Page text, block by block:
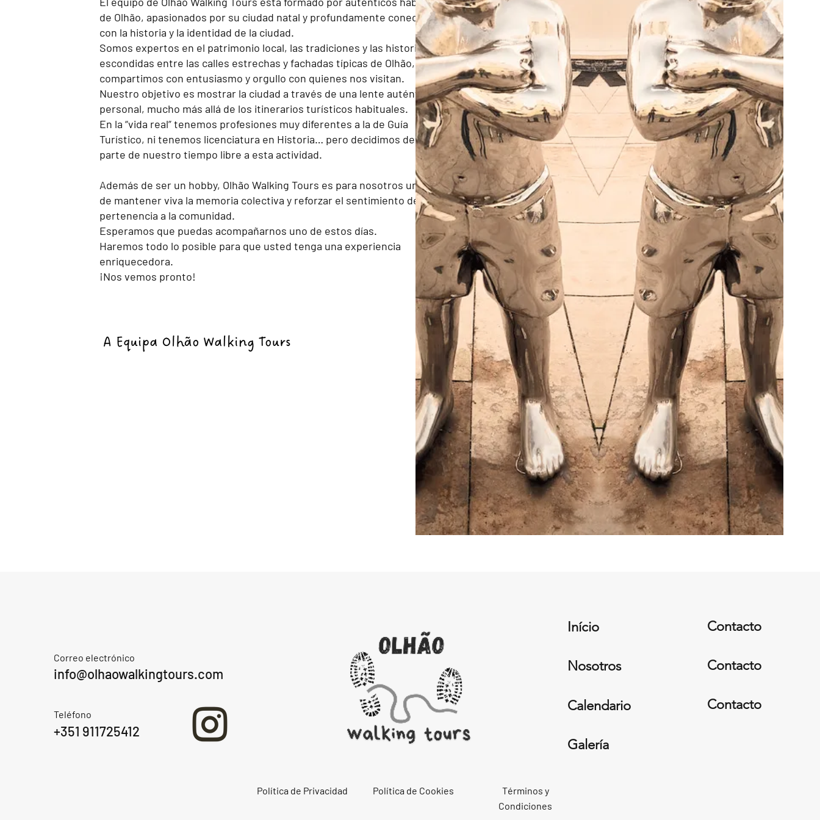
de Olhão, apasionados por su ciudad natal y profundamente conectados
con la historia y la identidad de la ciudad.
Somos expertos en el patrimonio local, las tradiciones y las historias
escondidas entre las calles estrechas y fachadas típicas de Olhão, y las
compartimos con entusiasmo y orgullo con quienes nos visitan.
Nuestro objetivo es mostrar la ciudad a través de una lente auténtica y
personal, mucho más allá de los itinerarios turísticos habituales.
En la “vida real” tenemos profesiones muy diferentes a la de Guía
Turístico, ni tenemos licenciatura en Historia… pero decidimos dedicar
parte de nuestro tiempo libre a esta actividad.
Además de ser un hobby, Olhão Walking Tours es para nosotros una forma
de mantener viva la memoria colectiva y reforzar el sentimiento de
pertenencia a la comunidad.
Esperamos que puedas acompañarnos uno de estos días.
Haremos todo lo posible para que usted tenga una experiencia
enriquecedora.
¡Nos vemos pronto!
Correo electrónico
info@olhaowalkingtours.com
Teléfono
+351 911725412
Política de Privacidad Política de Cookies
Términos y
Condiciones
Início
Nosotros
Calendario
Contacto
Contacto
Contacto
Galería